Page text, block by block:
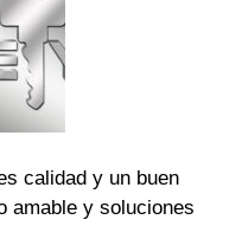
calidad y un buen
amable y soluciones